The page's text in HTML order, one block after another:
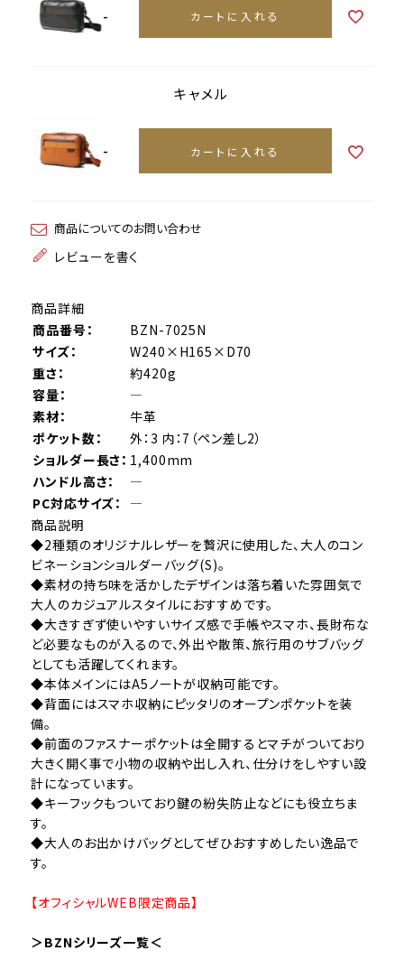
- カートに入れる
キャメル
- カートに入れる
商品についてのお問い合わせ
レビューを書く
商品詳細
商品番号：
BZN-7025N
サイズ：
W240×H165×D70
重さ：
約420g
容量：
―
素材：
牛革
ポケット数：
外：3 内：7（ペン差し2）
ショルダー長さ： 1,400mm
ハンドル高さ：
―
PC対応サイズ：
―
商品説明
◆2種類のオリジナルレザーを贅沢に使用した、大人のコン
ビネーションショルダーバッグ(S)。
◆素材の持ち味を活かしたデザインは落ち着いた雰囲気で
大人のカジュアルスタイルにおすすめです。
◆大きすぎず使いやすいサイズ感で手帳やスマホ、長財布な
ど必要なものが入るので、外出や散策、旅行用のサブバッグ
としても活躍してくれます。
◆本体メインにはA5ノートが収納可能です。
◆背面にはスマホ収納にピッタリのオープンポケットを装
備。
◆前面のファスナーポケットは全開するとマチがついており
大きく開く事で小物の収納や出し入れ、仕分けをしやすい設
計になっています。
◆キーフックもついており鍵の紛失防止などにも役立ちま
す。
◆大人のお出かけバッグとしてぜひおすすめしたい逸品で
す。
【オフィシャルWEB限定商品】
＞BZNシリーズ一覧＜